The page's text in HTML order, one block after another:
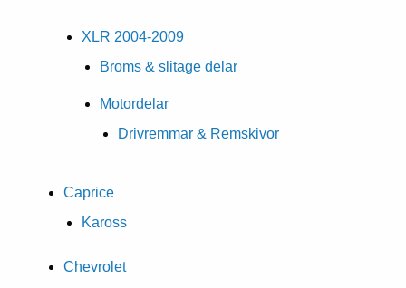
XLR 2004-2009
Broms & slitage delar
Motordelar
Drivremmar & Remskivor
Caprice
Kaross
Chevrolet